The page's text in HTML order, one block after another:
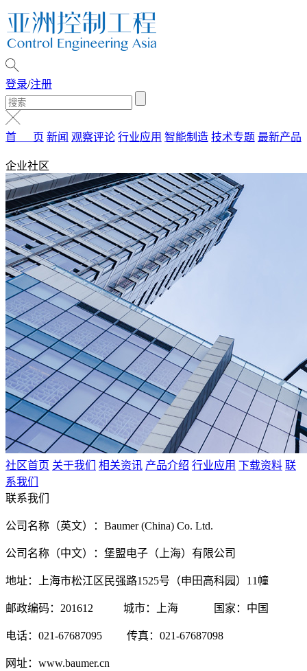
登录/注册
首 页 新闻 观察评论 行业应用 智能制造 技术专题 最新产品
企业社区
社区首页 关于我们 相关资讯 产品介绍 行业应用 下载资料 联
系我们
联系我们
公司名称（英文）：Baumer (China) Co. Ltd.
公司名称（中文）：堡盟电子（上海）有限公司
地址：上海市松江区民强路1525号（申田高科园）11幢
邮政编码：201612 城市：上海 国家：中国
电话：021-67687095 传真：021-67687098
网址：www.baumer.cn